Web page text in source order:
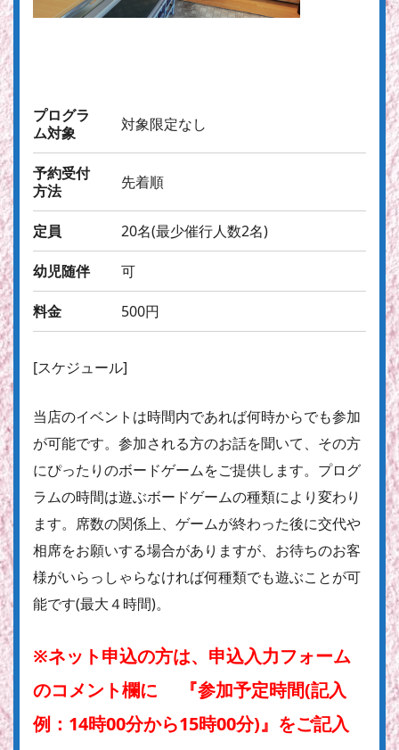
プログラ
ム対象
対象限定なし
予約受付
方法
先着順
定員 20名(最少催行人数2名)
幼児随伴 可
料金 500円
[スケジュール]
当店のイベントは時間内であれば何時からでも参加
が可能です。参加される方のお話を聞いて、その方
にぴったりのボードゲームをご提供します。プログ
ラムの時間は遊ぶボードゲームの種類により変わり
ます。席数の関係上、ゲームが終わった後に交代や
相席をお願いする場合がありますが、お待ちのお客
様がいらっしゃらなければ何種類でも遊ぶことが可
能です(最大４時間)。
※ネット申込の方は、申込入力フォーム
のコメント欄に 『参加予定時間(記入
例：14時00分から15時00分)』をご記入